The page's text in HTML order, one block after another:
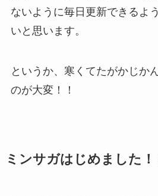
ないように毎日更新できるよ
いと思います。
というか、寒くてたがかじか
のが大変！！
ミンサガはじめました！